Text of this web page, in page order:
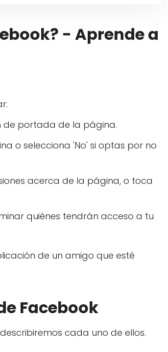
- Aprende a
portada de la página.
o selecciona 'No' si optas por no
acerca de la página, o toca
quiénes tendrán acceso a tu
de un amigo que esté
Facebook
cada uno de ellos.